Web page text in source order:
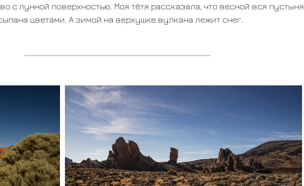
с лунной поверхностью. Моя тётя рассказала, что весной вся пустыня
цветами. А зимой на верхушке вулкана лежит снег.